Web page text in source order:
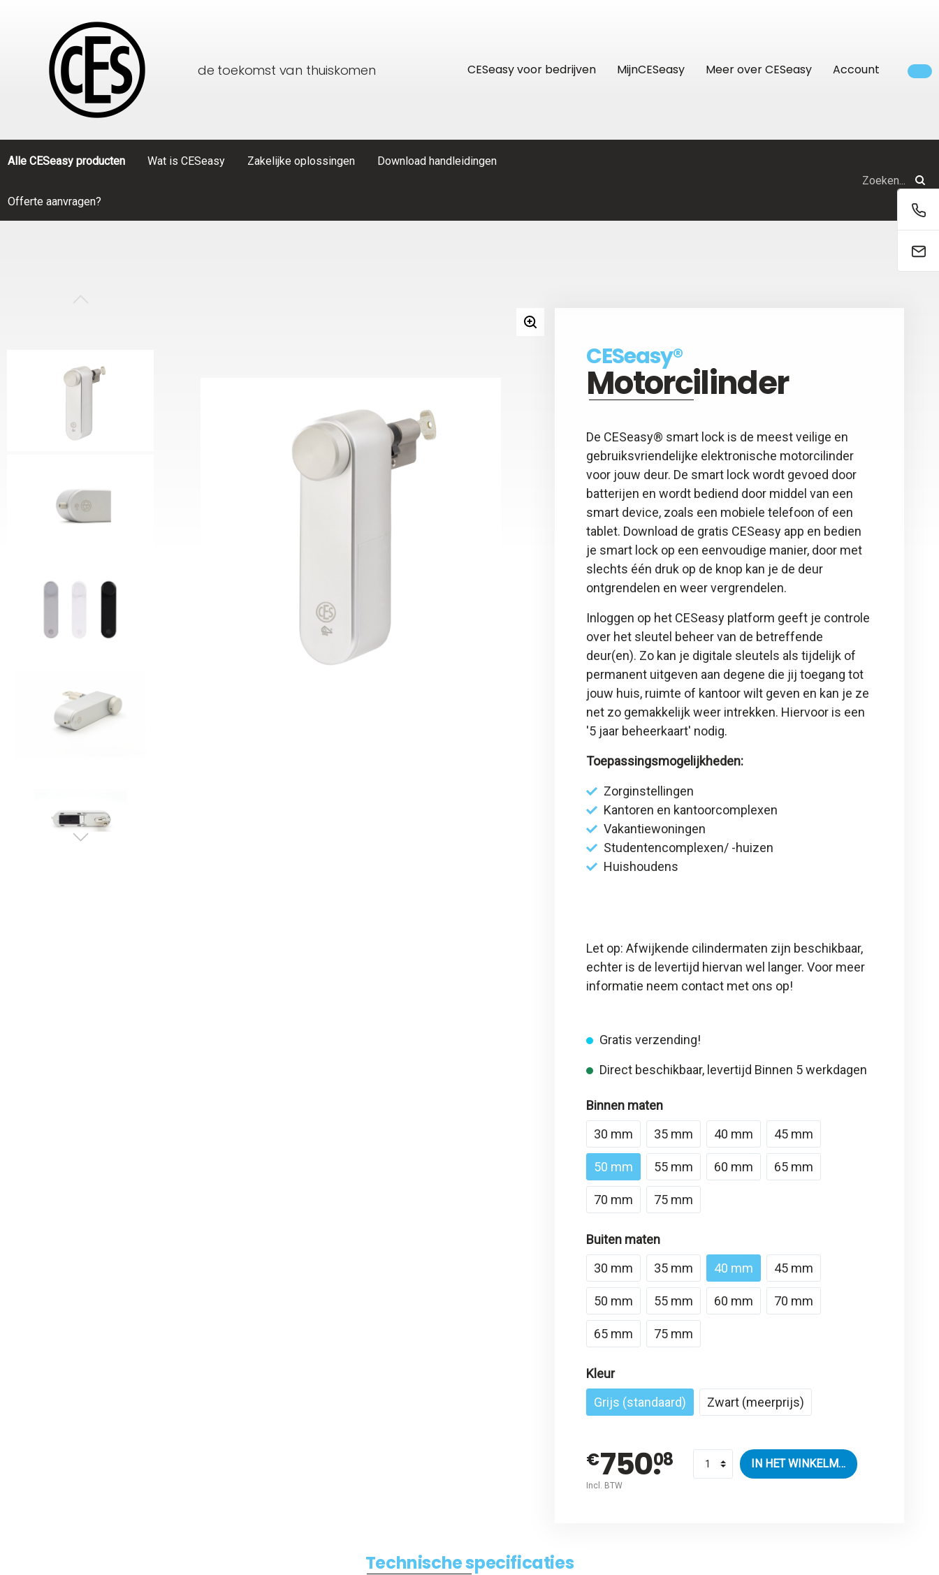
de toekomst van thuiskomen CESeasy voor bedrijven MijnCESeasy Meer over CESeasy Account
Alle CESeasy producten Wat is CESeasy Zakelijke oplossingen Download handleidingen
Offerte aanvragen?
Communicatiemodule
CESeasy®
Motorcilinder
De CESeasy® smart lock is de meest veilige en
gebruiksvriendelijke elektronische motorcilinder
voor jouw deur. De smart lock wordt gevoed door
batterijen en wordt bediend door middel van een
smart device, zoals een mobiele telefoon of een
tablet. Download de gratis CESeasy app en bedien
je smart lock op een eenvoudige manier, door met
slechts één druk op de knop kan je de deur
ontgrendelen en weer vergrendelen.
Inloggen op het CESeasy platform geeft je controle
over het sleutel beheer van de betreffende
deur(en). Zo kan je digitale sleutels als tijdelijk of
permanent uitgeven aan degene die jij toegang tot
jouw huis, ruimte of kantoor wilt geven en kan je ze
net zo gemakkelijk weer intrekken. Hiervoor is een
'5 jaar beheerkaart' nodig.
Toepassingsmogelijkheden:
Zorginstellingen
Kantoren en kantoorcomplexen
Vakantiewoningen
Studentencomplexen/ -huizen
Huishoudens
Let op: Afwijkende cilindermaten zijn beschikbaar,
echter is de levertijd hiervan wel langer. Voor meer
informatie neem contact met ons op!
Gratis verzending!
Direct beschikbaar, levertijd Binnen 5 werkdagen
Binnen maten
30 mm
35 mm 40 mm 45 mm
50 mm 55 mm 60 mm 65 mm
70 mm 75 mm
Buiten maten
30 mm
35 mm 40 mm 45 mm
50 mm 55 mm 60 mm 70 mm
65 mm 75 mm
Kleur
Grijs (standaard)
Zwart (meerprijs)
€750.08
Incl. BTW
IN HET WINKELMANDJE
Technische specificaties